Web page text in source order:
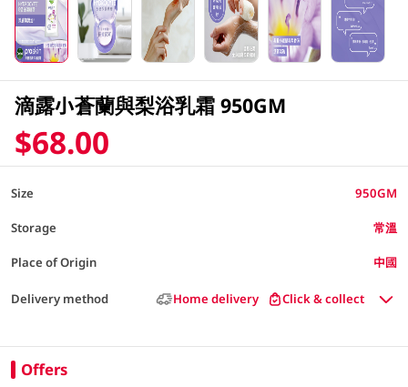
滴露小蒼蘭與梨浴乳霜 950GM
$68.00
Size 950GM
Storage 常溫
Place of Origin 中國
Delivery method Home delivery Click & collect
Offers